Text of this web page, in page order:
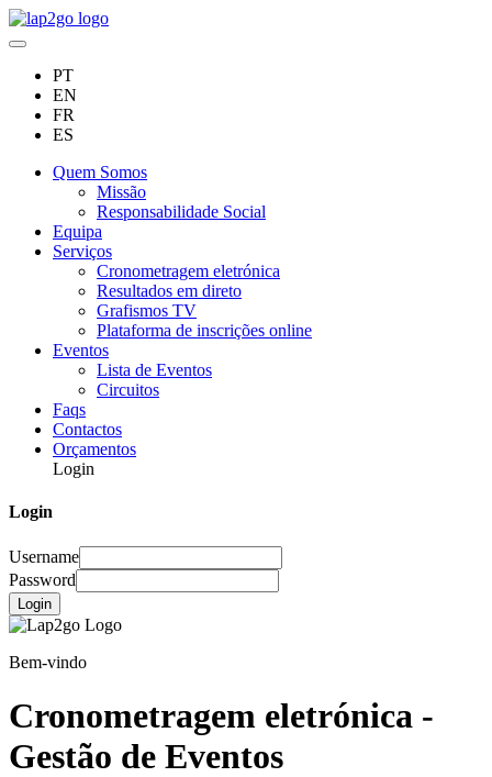
PT
EN
FR
ES
Quem Somos
Missão
Responsabilidade Social
Equipa
Serviços
Cronometragem eletrónica
Resultados em direto
Grafismos TV
Plataforma de inscrições online
Eventos
Lista de Eventos
Circuitos
Faqs
Contactos
Orçamentos
Login
Login
Username
Password
Login
Bem-vindo
Cronometragem eletrónica -
Gestão de Eventos